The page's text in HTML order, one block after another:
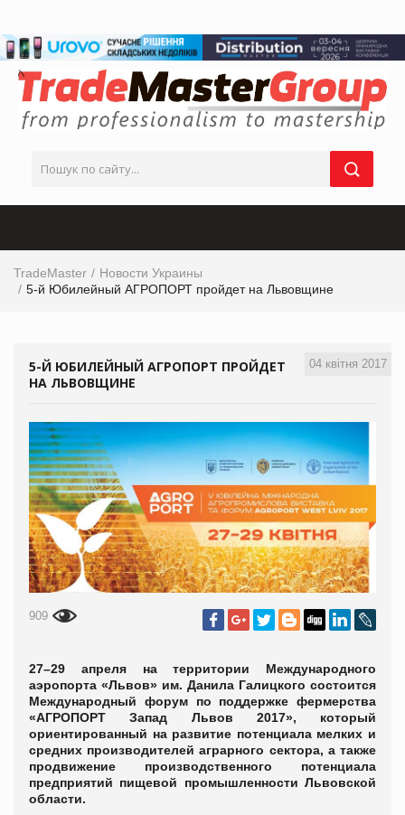
TradeMaster
Новости Украины
5-й Юбилейный АГРОПОРТ пройдет на Львовщине
04 квітня 2017
5-Й ЮБИЛЕЙНЫЙ АГРОПОРТ ПРОЙДЕТ
НА ЛЬВОВЩИНЕ
909
27–29 апреля на территории Международного
аэропорта «Львов» им. Данила Галицкого состоится
Международный форум по поддержке фермерства
«АГРОПОРТ Запад Львов 2017», который
ориентированный на развитие потенциала мелких и
средних производителей аграрного сектора, а также
продвижение производственного потенциала
предприятий пищевой промышленности Львовской
области.